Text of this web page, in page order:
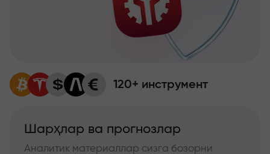
120+ инструмент
Шарҳлар ва прогнозлар
Аналитик материаллар сизга бозорни